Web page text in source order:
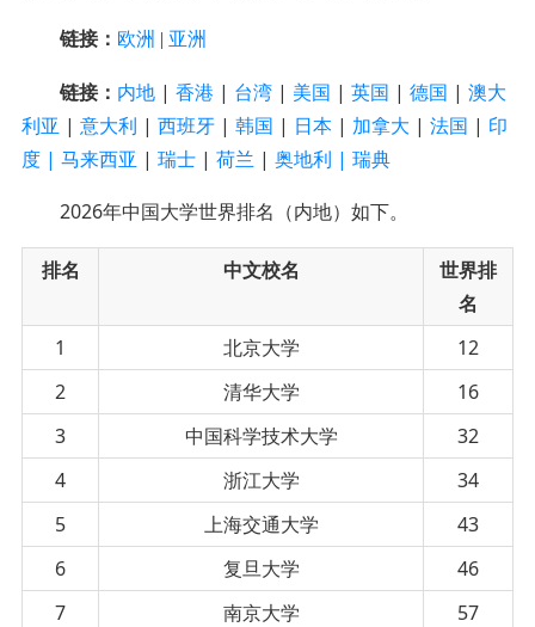
链接： 欧洲 | 亚洲
链接： 内地| 香港 | 台湾| 美国 | 英国 | 德国 | 澳大
利亚 | 意大利 | 西班牙| 韩国 | 日本| 加拿大 | 法国 | 印
度| 马来西亚 | 瑞士| 荷兰 | 奥地利 | 瑞典
2026年中国大学世界排名（内地）如下。
排名 中文校名
世界排
名
1
北京大学
12
2
清华大学
16
3
中国科学技术大学
32
4
浙江大学
34
5
上海交通大学
43
6
复旦大学
46
7
南京大学
57